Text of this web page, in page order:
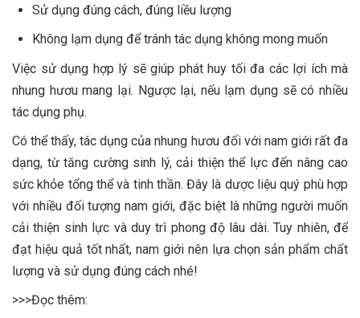
Sử dụng đúng cách, đúng liều lượng
Không lạm dụng để tránh tác dụng không mong muốn
Việc sử dụng hợp lý sẽ giúp phát huy tối đa các lợi ích mà
nhung hươu mang lại. Ngược lại, nếu lạm dụng sẽ có nhiều
tác dụng phụ.
Có thể thấy, tác dụng của nhung hươu đối với nam giới rất đa
dạng, từ tăng cường sinh lý, cải thiện thể lực đến nâng cao
sức khỏe tổng thể và tinh thần. Đây là dược liệu quý phù hợp
với nhiều đối tượng nam giới, đặc biệt là những người muốn
cải thiện sinh lực và duy trì phong độ lâu dài. Tuy nhiên, để
đạt hiệu quả tốt nhất, nam giới nên lựa chọn sản phẩm chất
lượng và sử dụng đúng cách nhé!
>>>Đọc thêm: